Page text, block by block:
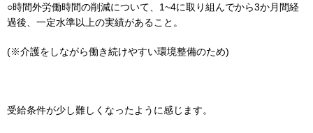
○時間外労働時間の削減について、1~4に取り組んでから3か月間経
過後、一定水準以上の実績があること。
(※介護をしながら働き続けやすい環境整備のため)
受給条件が少し難しくなったように感じます。